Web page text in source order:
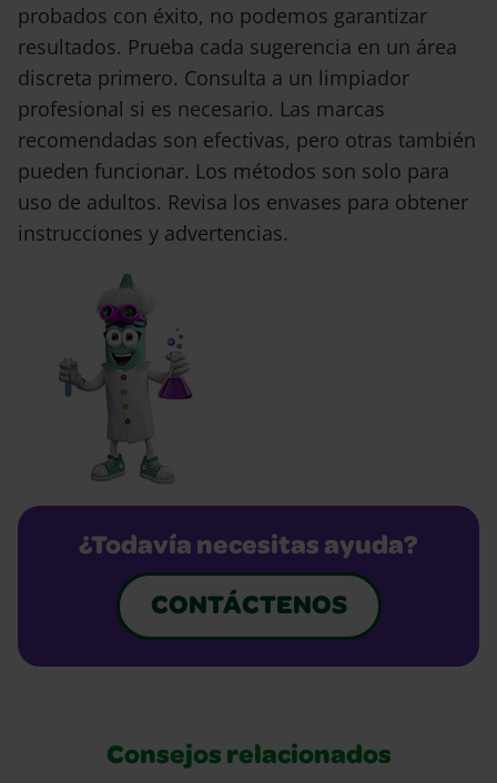
probados con éxito, no podemos garantizar
resultados. Prueba cada sugerencia en un área
discreta primero. Consulta a un limpiador
profesional si es necesario. Las marcas
recomendadas son efectivas, pero otras también
pueden funcionar. Los métodos son solo para
uso de adultos. Revisa los envases para obtener
instrucciones y advertencias.
¿Todavía necesitas ayuda?
CONTÁCTENOS
Consejos relacionados